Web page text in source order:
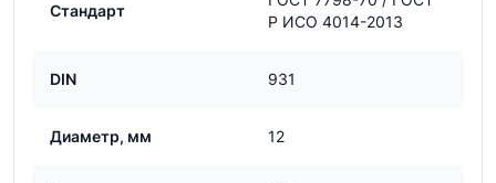
Стандарт
Р ИСО 4014-2013
DIN 931
Диаметр, мм 12